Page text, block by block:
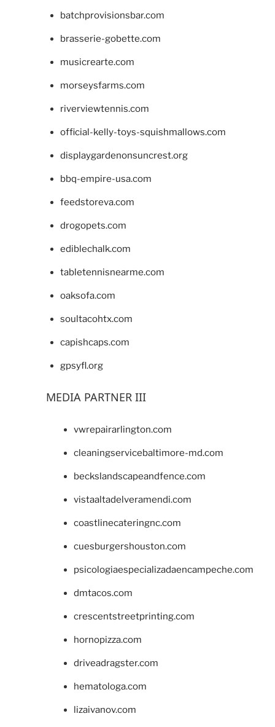
batchprovisionsbar.com
brasserie-gobette.com
musicrearte.com
morseysfarms.com
riverviewtennis.com
official-kelly-toys-squishmallows.com
displaygardenonsuncrest.org
bbq-empire-usa.com
feedstoreva.com
drogopets.com
ediblechalk.com
tabletennisnearme.com
oaksofa.com
soultacohtx.com
capishcaps.com
gpsyfl.org
MEDIA PARTNER III
vwrepairarlington.com
cleaningservicebaltimore-md.com
beckslandscapeandfence.com
vistaaltadelveramendi.com
coastlinecateringnc.com
cuesburgershouston.com
psicologiaespecializadaencampeche.com
dmtacos.com
crescentstreetprinting.com
hornopizza.com
driveadragster.com
hematologa.com
lizaivanov.com